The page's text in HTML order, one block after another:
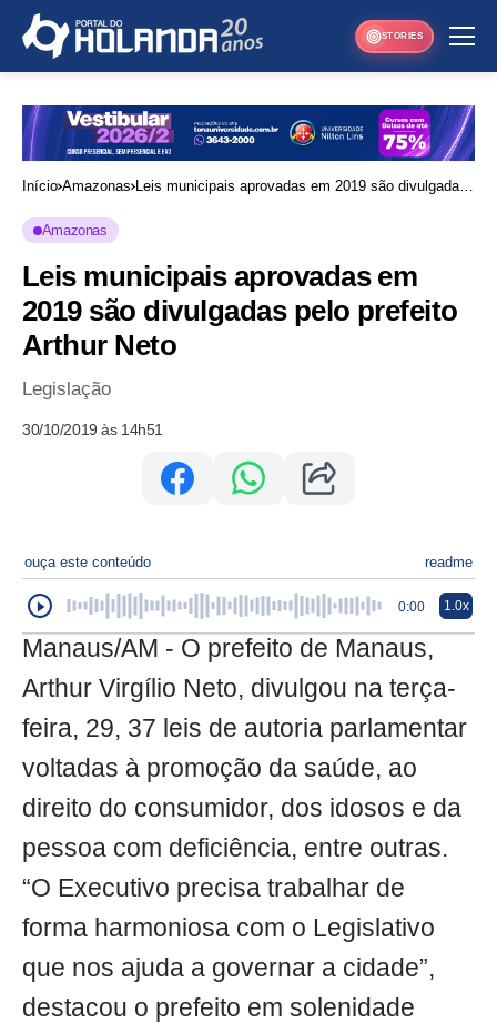
STORIES
Início Amazonas Leis municipais aprovadas em 2019 são divulgadas
Amazonas
Leis municipais aprovadas em
2019 são divulgadas pelo prefeito
Arthur Neto
Legislação
30/10/2019 às 14h51
ouça este conteúdo readme
0:00 1.0x
Manaus/AM - O prefeito de Manaus,
Arthur Virgílio Neto, divulgou na terça-
feira, 29, 37 leis de autoria parlamentar
voltadas à promoção da saúde, ao
direito do consumidor, dos idosos e da
pessoa com deficiência, entre outras.
“O Executivo precisa trabalhar de
forma harmoniosa com o Legislativo
que nos ajuda a governar a cidade”,
destacou o prefeito em solenidade